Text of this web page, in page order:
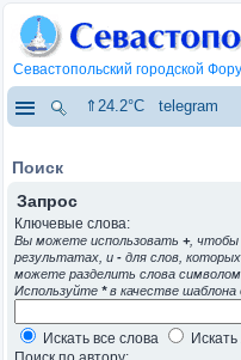
Севастопольский городской
⇑24.2°C telegram
Поиск
Запрос
Ключевые слова:
Вы можете использовать +, чтобы
результатах, и - для слов,
можете разделить слова символом
Используйте *в качестве шаблона
Искать все слова